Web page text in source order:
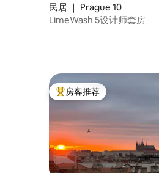
民居 ｜ Prague 10
LimeWash 5设计师套房
热门「房客推荐」
房客推荐